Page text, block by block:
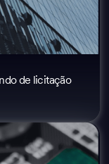
de licitação